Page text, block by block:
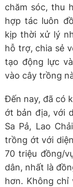
chăm sóc, thu
hợp tác luôn
kịp thời xử lý
hỗ trợ, chia sẻ
tạo động lực
vào cây trồng
Đến nay, đã có
ớt bản địa, với
Sa Pả, Lao
trồng ớt với
70 triệu đồng/
dân, nhất là
hơn. Không chỉ